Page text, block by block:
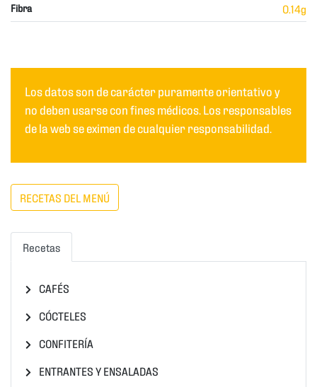
RECETAS DEL MENÚ
Recetas
CAFÉS
CÓCTELES
CONFITERÍA
ENTRANTES Y ENSALADAS
Fibra 0.14g
Los datos son de carácter puramente orientativo y
no deben usarse con fines médicos. Los responsables
de la web se eximen de cualquier responsabilidad.